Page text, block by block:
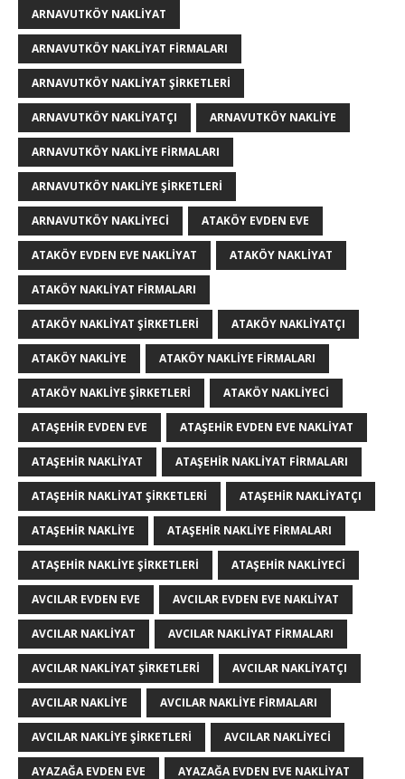
ARNAVUTKÖY NAKLIYAT
ARNAVUTKÖY NAKLIYAT FIRMALARI
ARNAVUTKÖY NAKLIYAT ŞIRKETLERI
ARNAVUTKÖY NAKLIYATÇI ARNAVUTKÖY NAKLIYE
ARNAVUTKÖY NAKLIYE FIRMALARI
ARNAVUTKÖY NAKLIYE ŞIRKETLERI
ARNAVUTKÖY NAKLIYECI ATAKÖY EVDEN EVE
ATAKÖY EVDEN EVE NAKLIYAT ATAKÖY NAKLIYAT
ATAKÖY NAKLIYAT FIRMALARI
ATAKÖY NAKLIYAT ŞIRKETLERI ATAKÖY NAKLIYATÇI
ATAKÖY NAKLIYE ATAKÖY NAKLIYE FIRMALARI
ATAKÖY NAKLIYE ŞIRKETLERI ATAKÖY NAKLIYECI
ATAŞEHIR EVDEN EVE ATAŞEHIR EVDEN EVE NAKLIYAT
ATAŞEHIR NAKLIYAT ATAŞEHIR NAKLIYAT FIRMALARI
ATAŞEHIR NAKLIYAT ŞIRKETLERI ATAŞEHIR NAKLIYATÇI
ATAŞEHIR NAKLIYE ATAŞEHIR NAKLIYE FIRMALARI
ATAŞEHIR NAKLIYE ŞIRKETLERI ATAŞEHIR NAKLIYECI
AVCILAR EVDEN EVE AVCILAR EVDEN EVE NAKLIYAT
AVCILAR NAKLIYAT AVCILAR NAKLIYAT FIRMALARI
AVCILAR NAKLIYAT ŞIRKETLERI AVCILAR NAKLIYATÇI
AVCILAR NAKLIYE AVCILAR NAKLIYE FIRMALARI
AVCILAR NAKLIYE ŞIRKETLERI AVCILAR NAKLIYECI
AYAZAĞA EVDEN EVE AYAZAĞA EVDEN EVE NAKLIYAT